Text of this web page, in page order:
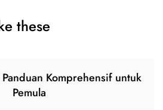
these
Komprehensif untuk
Pemula